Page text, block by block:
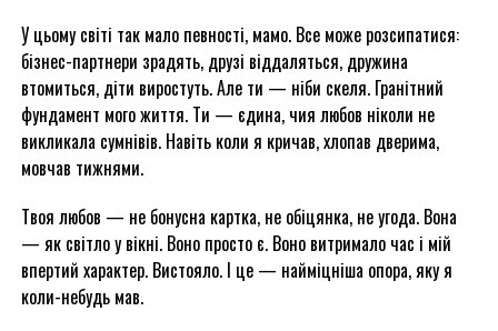
У цьому світі так мало певності, мамо. Все може розсипатися:
бізнес-партнери зрадять, друзі віддаляться, дружина
втомиться, діти виростуть. Але ти — ніби скеля. Гранітний
фундамент мого життя. Ти — єдина, чия любов ніколи не
викликала сумнівів. Навіть коли я кричав, хлопав дверима,
мовчав тижнями.
Твоя любов — не бонусна картка, не обіцянка, не угода. Вона
— як світло у вікні. Воно просто є. Воно витримало час і мій
впертий характер. Вистояло. І це — найміцніша опора, яку я
коли-небудь мав.